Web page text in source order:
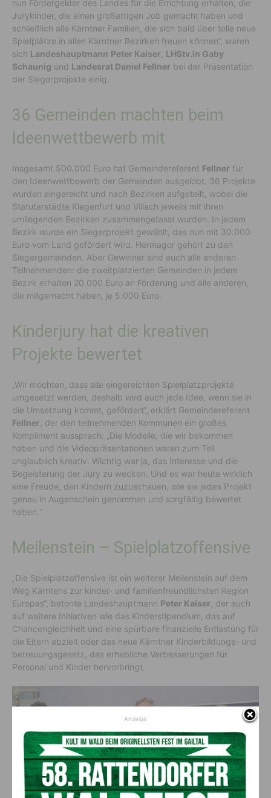
nun Fördergelder des Landes für die Errichtung erhalten, die
Jurykinder, die einen großartigen Job gemacht haben und
schließlich alle Kärntner Familien, die sich bald über tolle neue
Spielplätze in allen Kärntner Bezirken freuen können“, waren
sich Landeshauptmann Peter Kaiser LHStv.in Gaby
Schaunig und Landesrat Daniel Fellner bei der Präsentation
der Siegerprojekte einig.
36 Gemeinden machten beim
Ideenwettbewerb mit
Insgesamt 500.000 Euro hat Gemeindereferent Fellner für
den Ideenwettbewerb der Gemeinden ausgelobt. 36 Projekte
wurden eingereicht und nach Bezirken aufgeteilt, wobei die
Statutarstädte Klagenfurt und Villach jeweils mit ihren
umliegenden Bezirken zusammengefasst wurden. In jedem
Bezirk wurde ein Siegerprojekt gewählt, das nun mit 30.000
Euro vom Land gefördert wird. Hermagor gehört zu den
Siegergemeinden. Aber Gewinner sind auch alle anderen
Teilnehmenden: die zweitplatzierten Gemeinden in jedem
Bezirk erhalten 20.000 Euro an Förderung und alle anderen,
die mitgemacht haben, je 5.000 Euro.
Kinderjury hat die kreativen
Projekte bewertet
„Wir möchten, dass alle eingereichten Spielplatzprojekte
umgesetzt werden, deshalb wird auch jede Idee, wenn sie in
die Umsetzung kommt, gefördert“, erklärt Gemeindereferent
Fellner , der den teilnehmenden Kommunen ein großes
Kompliment aussprach: „Die Modelle, die wir bekommen
haben und die Videopräsentationen waren zum Teil
unglaublich kreativ. Wichtig war ja, das Interesse und die
Begeisterung der Jury zu wecken. Und es war heute wirklich
eine Freude, den Kindern zuzuschauen, wie sie jedes Projekt
genau in Augenschein genommen und sorgfältig bewertet
haben.“
Meilenstein – Spielplatzoffensive
„Die Spielplatzoffensive ist ein weiterer Meilenstein auf dem
Weg Kärntens zur kinder- und familienfreundlichsten Region
Europas“, betonte Landeshauptmann Peter Kaiser , der auch
auf weitere Initiativen wie das Kinderstipendium, das auf
Chancengleichheit und eine spürbare finanzielle Entlastung für
die Eltern abzielt oder das neue Kärntner Kinderbildungs- und
betreuungsgesetz, das erhebliche Verbesserungen für
Personal und Kinder hervorbringt.
Anzeige